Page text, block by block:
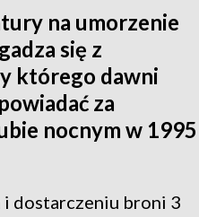
na umorzenie
się z
którego dawni
za
nocnym w 1995
i dostarczeniu broni 3